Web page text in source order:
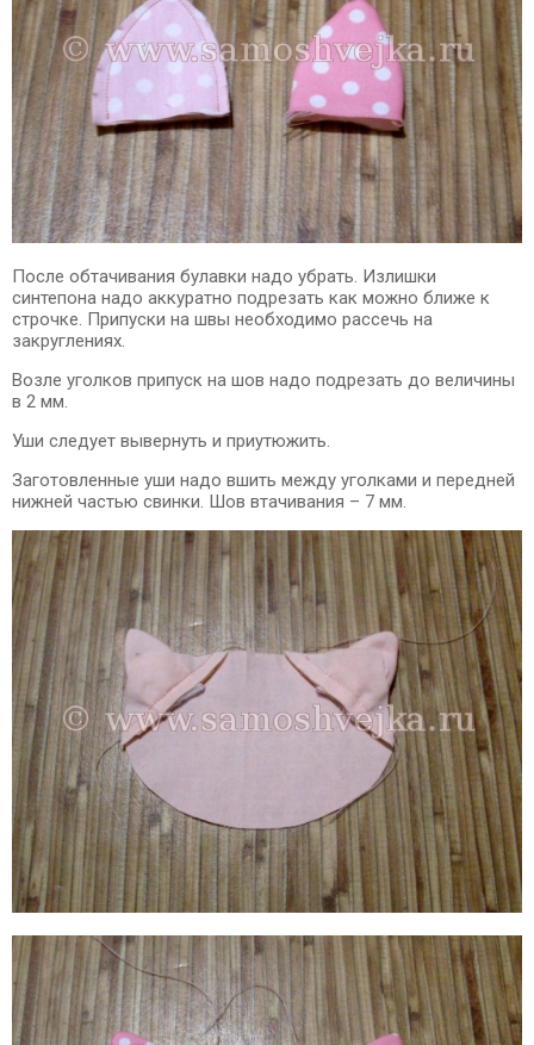
После обтачивания булавки надо убрать. Излишки
синтепона надо аккуратно подрезать как можно ближе к
строчке. Припуски на швы необходимо рассечь на
закруглениях.
Возле уголков припуск на шов надо подрезать до величины
в 2 мм.
Уши следует вывернуть и приутюжить.
Заготовленные уши надо вшить между уголками и передней
нижней частью свинки. Шов втачивания – 7 мм.